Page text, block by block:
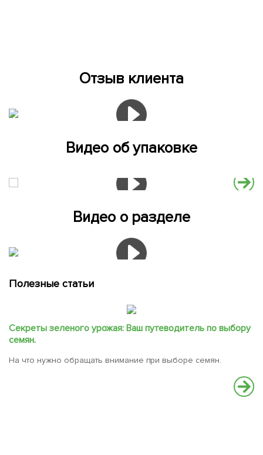
Отзыв клиента
Видео об упаковке
Видео о разделе
Полезные статьи
Секреты зеленого урожая: Ваш путеводитель по выбору
семян.
На что нужно обращать внимание при выборе семян.